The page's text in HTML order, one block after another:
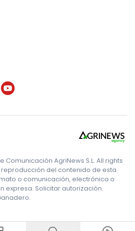
Comunicación AgriNews S.L. All rights
del contenido de esta
o comunicación, electrónica o
expresa. Solicitar autorización.